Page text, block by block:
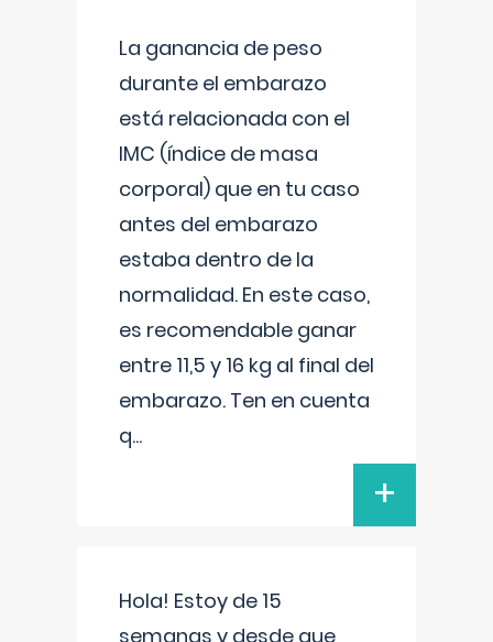
La ganancia de peso
durante el embarazo
está relacionada con el
IMC (índice de masa
corporal) que en tu caso
antes del embarazo
estaba dentro de la
normalidad. En este caso,
es recomendable ganar
entre 11,5 y 16 kg al final del
embarazo. Ten en cuenta
q...
+
Hola! Estoy de 15
semanas y desde que